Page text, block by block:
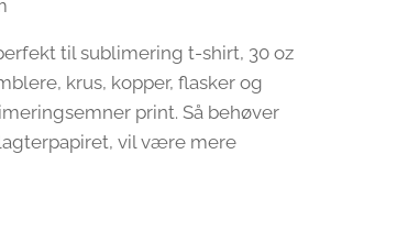
til sublimering t-shirt, 30 oz
krus, kopper, flasker og
print. Så behøver
vil være mere